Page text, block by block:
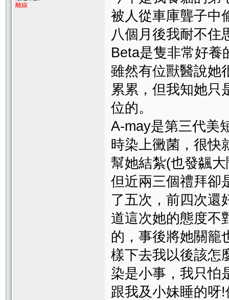
離線
被人從車庫聾子中
八個月後我耐不住
Beta是隻非常好養
雖然有位獸醫說她
累累，但我知她只
位的。
A-may是第三代美
時染上黴菌，很快
幫她結紮(也發飊
但近兩三個禮拜卻
了五次，前四次還
道這次她的態度不
的，事後將她關籠
樣下去我以後該怎
染是小事，我只怕
跟我及小妹睡的呀